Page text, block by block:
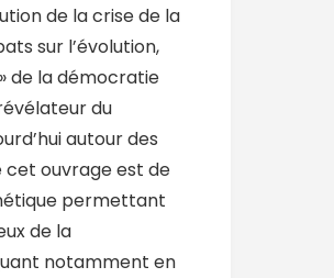
de la crise de la
sur l’évolution,
de la démocratie
du
autour des
cet ouvrage est de
permettant
de la
notamment en